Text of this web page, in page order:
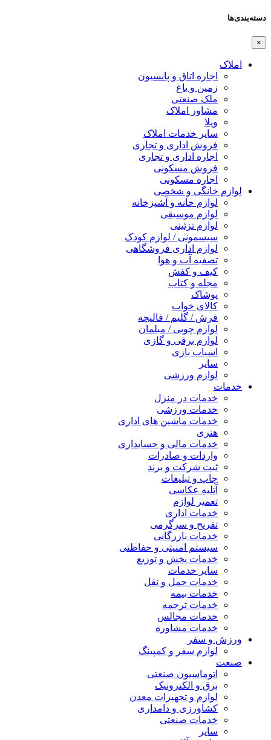
دسته‌بندی‌ها
×
املاک
اجاره اتاق و پانسیون
زمین و باغ
ملک صنعتی
مشاور املاک
ویلا
سایر خدمات املاک
فروش اداری و تجاری
اجاره اداری و تجاری
فروش مسکونی
اجاره مسکونی
لوازم خانگی و شخصی
لوازم خانه و آشپزخانه
لوازم موسیقی
لوازم تزئینی
سیسمونی / لوازم کودک
لوازم اداری فروشگاهی
تصفیه آب و هوا
کیف و کفش
مجله و کتاب
پوشاک
کالای خواب
فرش / گلیم / قالیچه
لوازم چوبی / مبلمان
لوازم برقی و گازی
اسباب بازی
سایر
لوازم ورزشی
خدمات
خدمات در منزل
خدمات ورزشی
خدمات ماشین های اداری
هنری
خدمات مالی و حسابداری
واردات و صادرات
ثبت شرکت و برند
چاپ و تبلیغات
آتلیه عکاسی
تعمیر لوازم
خدمات اداری
تفریح و سرگرمی
خدمات بازرگانی
سیستم امنیتی و حفاظتی
خدمات پخش و توزیع
سایر خدمات
خدمات حمل و نقل
خدمات بیمه
خدمات ترجمه
خدمات مجالس
خدمات مشاوره
ورزش و سفر
لوازم سفر و کمپینگ
صنعت
اتوماسیون صنعتی
برق و الکترونیک
لوازم و تجهیزات معدن
کشاورزی و دامداری
خدمات صنعتی
سایر